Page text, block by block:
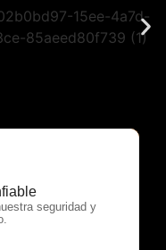
seguridad y